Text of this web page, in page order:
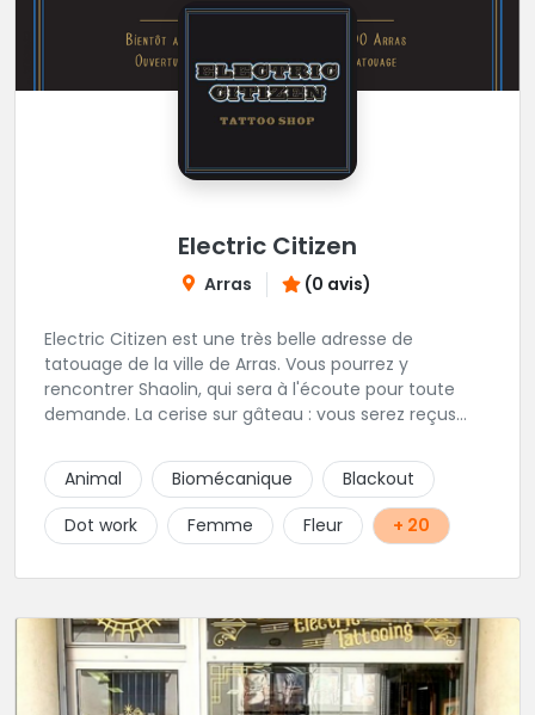
Electric Citizen
Arras (0 avis)
Electric Citizen est une très belle adresse de
tatouage de la ville de Arras. Vous pourrez y
rencontrer Shaolin, qui sera à l'écoute pour toute
demande. La cerise sur gâteau : vous serez reçus
conviviale. N'hésitez à vous rendre au studio pour
que l'équipe vous aiguille dans votre projet.
Animal Biomécanique
Blackout
Dot work
Femme Fleur + 20